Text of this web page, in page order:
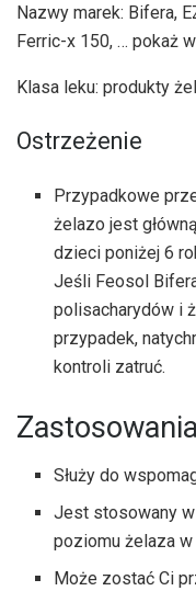
Nazwy marek: Bifera,
Ferric-x 150, … pokaż
Klasa leku: produkty
Ostrzeżenie
Przypadkowe
żelazo jest
dzieci poniżej 6
Jeśli Feosol
polisacharydów i
przypadek,
kontroli zatruć.
Służy do
Jest stosowany
poziomu żelaza
Może zostać Ci